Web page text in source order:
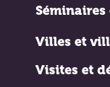
Villes et
Visites et